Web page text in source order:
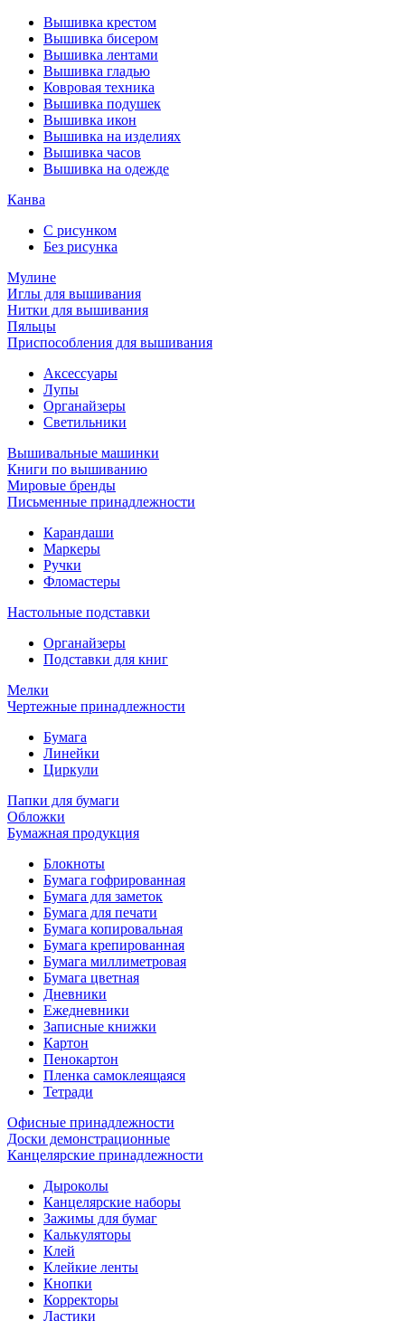
Вышивка крестом
Вышивка бисером
Вышивка лентами
Вышивка гладью
Ковровая техника
Вышивка подушек
Вышивка икон
Вышивка на изделиях
Вышивка часов
Вышивка на одежде
Канва
С рисунком
Без рисунка
Мулине
Иглы для вышивания
Нитки для вышивания
Пяльцы
Приспособления для вышивания
Аксессуары
Лупы
Органайзеры
Светильники
Вышивальные машинки
Книги по вышиванию
Мировые бренды
Письменные принадлежности
Карандаши
Маркеры
Ручки
Фломастеры
Настольные подставки
Органайзеры
Подставки для книг
Мелки
Чертежные принадлежности
Бумага
Линейки
Циркули
Папки для бумаги
Обложки
Бумажная продукция
Блокноты
Бумага гофрированная
Бумага для заметок
Бумага для печати
Бумага копировальная
Бумага крепированная
Бумага миллиметровая
Бумага цветная
Дневники
Ежедневники
Записные книжки
Картон
Пенокартон
Пленка самоклеящаяся
Тетради
Офисные принадлежности
Доски демонстрационные
Канцелярские принадлежности
Дыроколы
Канцелярские наборы
Зажимы для бумаг
Калькуляторы
Клей
Клейкие ленты
Кнопки
Корректоры
Ластики